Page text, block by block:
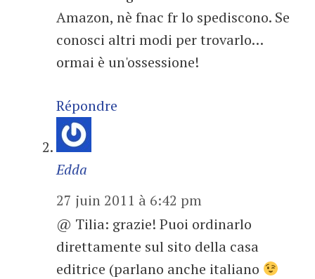
Amazon, nè fnac fr lo spediscono. Se
conosci altri modi per trovarlo…
ormai è un'ossessione!
Répondre
Edda
27 juin 2011 à 6:42 pm
@ Tilia: grazie! Puoi ordinarlo
direttamente sul sito della casa
editrice (parlano anche italiano